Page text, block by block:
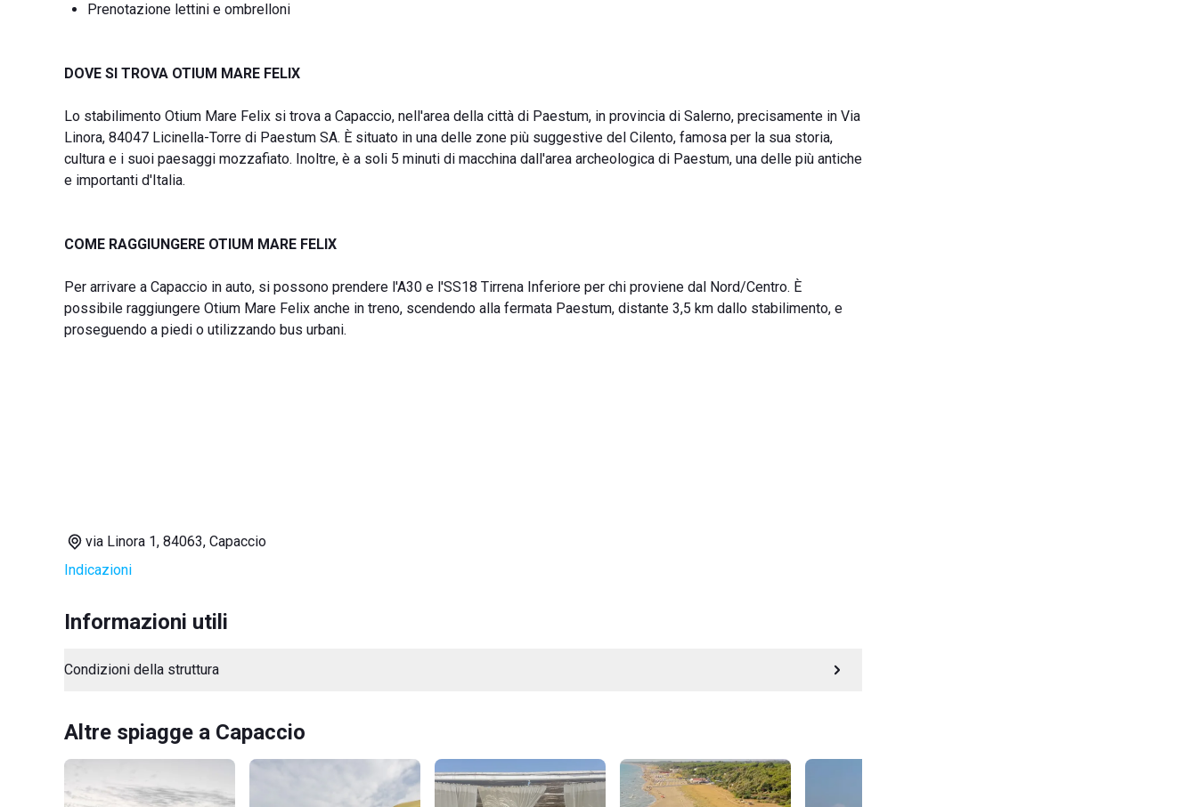
Prenotazione lettini e ombrelloni
DOVE SI TROVA OTIUM MARE FELIX
Lo stabilimento Otium Mare Felix si trova a Capaccio, nell'area della città di Paestum, in provincia di Salerno, precisamente in Via
Linora, 84047 Licinella-Torre di Paestum SA. È situato in una delle zone più suggestive del Cilento, famosa per la sua storia,
cultura e i suoi paesaggi mozzafiato. Inoltre, è a soli 5 minuti di macchina dall'area archeologica di Paestum, una delle più antiche
e importanti d'Italia.
COME RAGGIUNGERE OTIUM MARE FELIX
Per arrivare a Capaccio in auto, si possono prendere l'A30 e l'SS18 Tirrena Inferiore per chi proviene dal Nord/Centro. È
possibile raggiungere Otium Mare Felix anche in treno, scendendo alla fermata Paestum, distante 3,5 km dallo stabilimento, e
proseguendo a piedi o utilizzando bus urbani.
via Linora 1, 84063, Capaccio
Indicazioni
Informazioni utili
Condizioni della struttura
Altre spiagge a Capaccio